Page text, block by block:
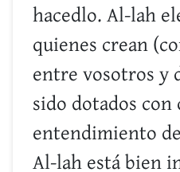
hacedlo. Al-lah
quienes crean
entre vosotros y
sido dotados
entendimiento
Al-lah está bien